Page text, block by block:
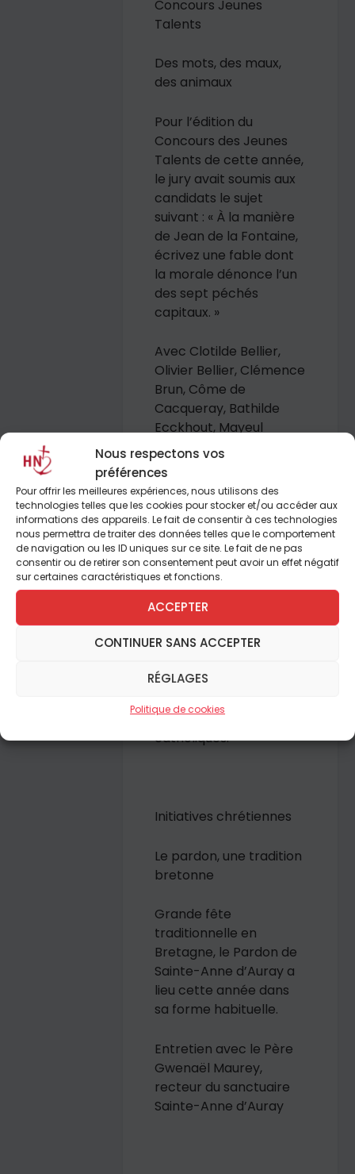
Nous respectons vos
préférences
Pour offrir les meilleures expériences, nous utilisons des
technologies telles que les cookies pour stocker et/ou accéder aux
informations des appareils. Le fait de consentir à ces technologies
nous permettra de traiter des données telles que le comportement
de navigation ou les ID uniques sur ce site. Le fait de ne pas
consentir ou de retirer son consentement peut avoir un effet négatif
sur certaines caractéristiques et fonctions.
ACCEPTER
CONTINUER SANS ACCEPTER
RÉGLAGES
Politique de cookies
Concours Jeunes
Talents
Des mots, des maux,
des animaux
Pour l’édition du
Concours des Jeunes
Talents de cette année,
le jury avait soumis aux
candidats le sujet
suivant : « À la manière
de Jean de la Fontaine,
écrivez une fable dont
la morale dénonce l’un
des sept péchés
capitaux. »
Avec Clotilde Bellier,
Olivier Bellier, Clémence
Brun, Côme de
Cacqueray, Bathilde
Ecckhout, Mayeul
Renard, Tiphaine Vaur
L’éditorial de Philippe
Maxence
Notre quinzaine :
AprèsTraditionis
Custodes…
pour le pape, les
surnaturelle entre
catholiques.
Initiatives chrétiennes
Le pardon, une tradition
bretonne
Grande fête
traditionnelle en
Bretagne, le Pardon de
Sainte-Anne d’Auray a
lieu cette année dans
sa forme habituelle.
Entretien avec le Père
Gwenaël Maurey,
recteur du sanctuaire
Sainte-Anne d’Auray